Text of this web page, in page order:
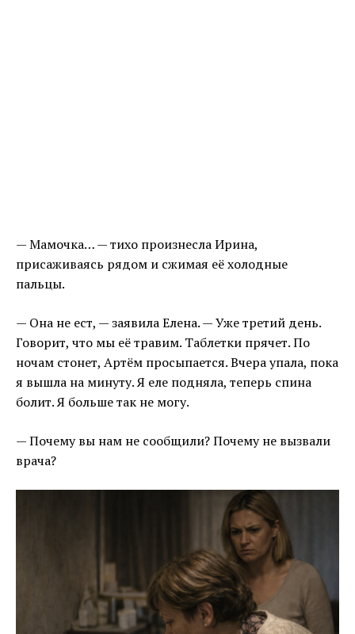
— Мамочка… — тихо произнесла Ирина,
присаживаясь рядом и сжимая её холодные
пальцы.
— Она не ест, — заявила Елена. — Уже третий день.
Говорит, что мы её травим. Таблетки прячет. По
ночам стонет, Артём просыпается. Вчера упала, пока
я вышла на минуту. Я еле подняла, теперь спина
болит. Я больше так не могу.
— Почему вы нам не сообщили? Почему не вызвали
врача?